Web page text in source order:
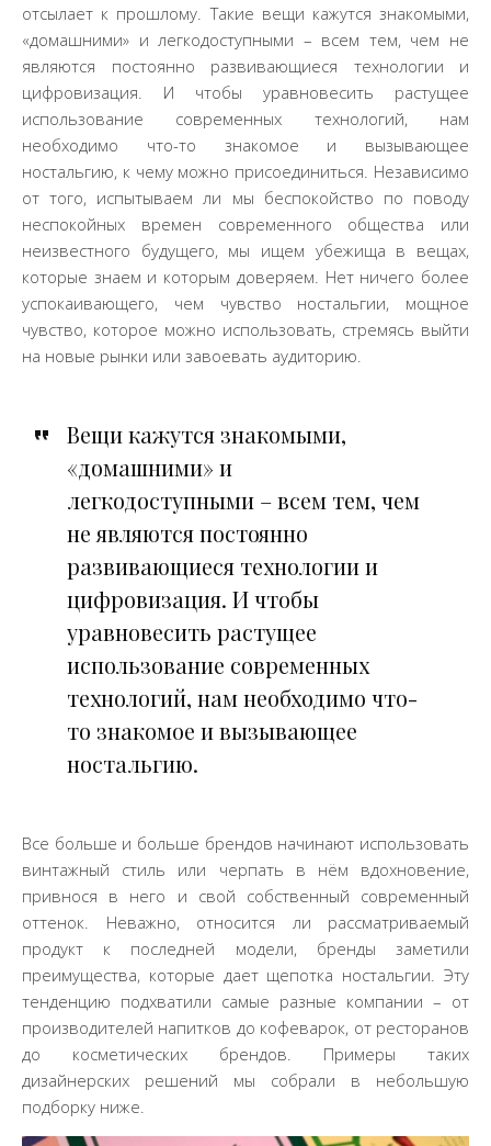
отсылает к прошлому. Такие вещи кажутся знакомыми,
«домашними» и легкодоступными – всем тем, чем не
являются постоянно развивающиеся технологии и
цифровизация. И чтобы уравновесить растущее
использование современных технологий, нам
необходимо что-то знакомое и вызывающее
ностальгию, к чему можно присоединиться. Независимо
от того, испытываем ли мы беспокойство по поводу
неспокойных времен современного общества или
неизвестного будущего, мы ищем убежища в вещах,
которые знаем и которым доверяем. Нет ничего более
успокаивающего, чем чувство ностальгии, мощное
чувство, которое можно использовать, стремясь выйти
на новые рынки или завоевать аудиторию.
Вещи кажутся знакомыми,
«домашними» и
легкодоступными – всем тем, чем
не являются постоянно
развивающиеся технологии и
цифровизация. И чтобы
уравновесить растущее
использование современных
технологий, нам необходимо что-
то знакомое и вызывающее
ностальгию.
Все больше и больше брендов начинают использовать
винтажный стиль или черпать в нём вдохновение,
привнося в него и свой собственный современный
оттенок. Неважно, относится ли рассматриваемый
продукт к последней модели, бренды заметили
преимущества, которые дает щепотка ностальгии. Эту
тенденцию подхватили самые разные компании – от
производителей напитков до кофеварок, от ресторанов
до косметических брендов. Примеры таких
дизайнерских решений мы собрали в небольшую
подборку ниже.